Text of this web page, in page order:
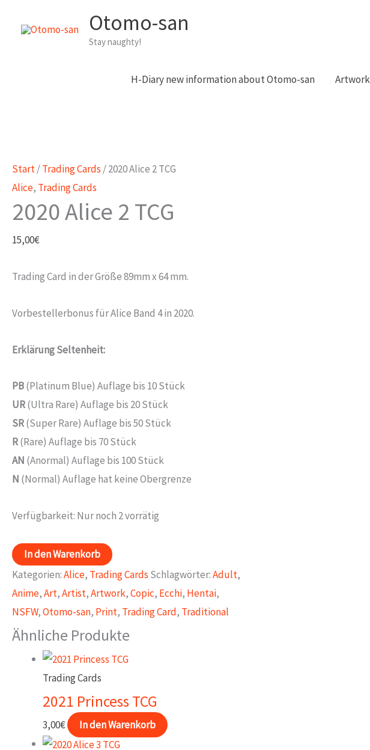
Inhalt
Otomo-san
Stay naughty!
H-Diary new information about Otomo-san
Start/Trading Cards / 2020 Alice 2 TCG
Alice, Trading Cards
2020 Alice 2 TCG
15,00€
Trading Card in der Größe 89mm x 64 mm.
Vorbestellerbonus für Alice Band 4 in 2020.
Erklärung Seltenheit:
PB(Platinum Blue) Auflage bis 10 Stück
UR(Ultra Rare) Auflage bis 20 Stück
SR(Super Rare) Auflage bis 50 Stück
R(Rare) Auflage bis 70 Stück
AN (Anormal) Auflage bis 100 Stück
N (Normal) Auflage hat keine Obergrenze
Verfügbarkeit: Nur noch 2 vorrätig
2020
Alice
2
TCG
Menge
In den Warenkorb
Kategorien:Alice, Trading Cards Schlagwörter:Adult,
Anime,Art,Artist,Artwork,Copic, Ecchi, Hentai,
NSFW,Otomo-san, Print, Trading Card, Traditional
Ähnliche Produkte
Trading Cards
2021 Princess TCG
3,00€ In den Warenkorb